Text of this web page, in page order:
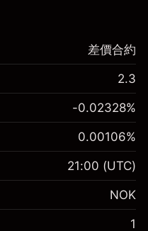
交易。
差價合約
2.3
NOK 1,000.00
-0.02328%
0.00106%
21:00 (UTC)
NOK
1